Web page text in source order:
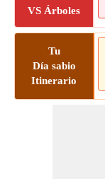
VS Árboles
Tu
Día sabio
Itinerario